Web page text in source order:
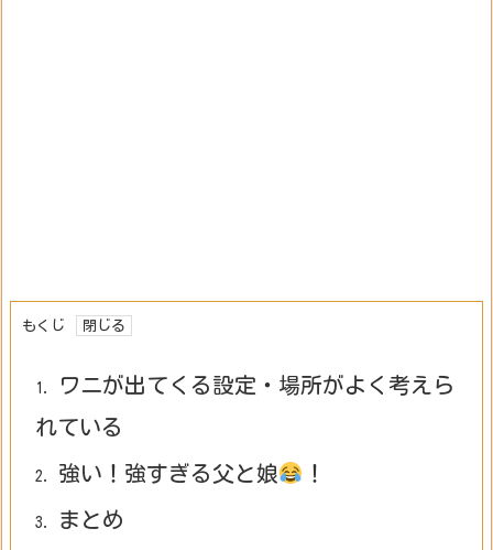
もくじ
1.
ワニが出てくる設定・場所がよく考えら
れている
2. 強い！強すぎる父と娘 ！
3. まとめ